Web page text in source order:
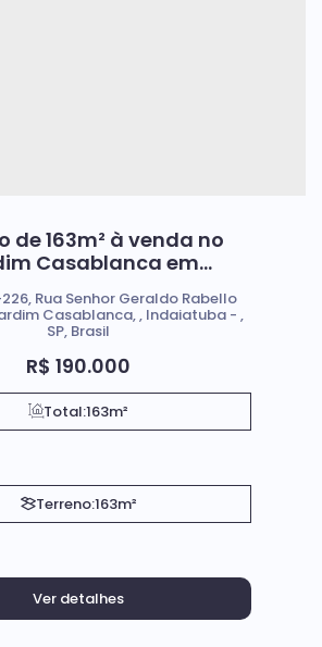
de 163m² à venda no
Casablanca em
R$ 190.000
226, Rua Senhor Geraldo Rabello
Casablanca , Indaiatuba ,
SP, Brasil
Total:163m²
Terreno:163m²
Ver detalhes